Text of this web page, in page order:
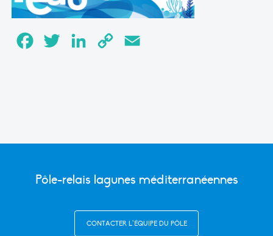
FacebookTwitter LinkedInCopy
Pôle-relais lagunes méditerranéennes
CONTACTER L’ÉQUIPE DU PÔLE